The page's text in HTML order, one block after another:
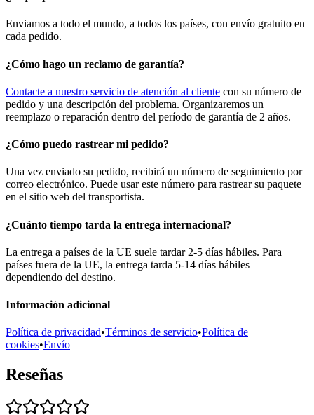
Enviamos a todo el mundo, a todos los países, con envío gratuito en
cada pedido.
¿Cómo hago un reclamo de garantía?
Contacte a nuestro servicio de atención al cliente con su número de
pedido y una descripción del problema. Organizaremos un
reemplazo o reparación dentro del período de garantía de 2 años.
¿Cómo puedo rastrear mi pedido?
Una vez enviado su pedido, recibirá un número de seguimiento por
correo electrónico. Puede usar este número para rastrear su paquete
en el sitio web del transportista.
¿Cuánto tiempo tarda la entrega internacional?
La entrega a países de la UE suele tardar 2-5 días hábiles. Para
países fuera de la UE, la entrega tarda 5-14 días hábiles
dependiendo del destino.
Información adicional
Política de privacidad•Términos de servicio•Política de
cookies•Envío
Reseñas